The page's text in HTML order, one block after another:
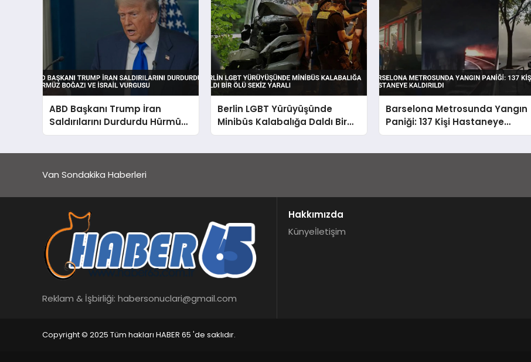
ABD Başkanı Trump İran
Saldırılarını Durdurdu Hürmüz
Boğazı ve İsrail Vurgusu
Berlin LGBT Yürüyüşünde
Minibüs Kalabalığa Daldı Bir
Ölü Sekiz Yaralı
Barselona Metrosunda Yangın
Paniği: 137 Kişi Hastaneye
Kaldırıldı
Van Sondakika Haberleri
Reklam & İşbirliği: habersonuclari@gmail.com
Hakkımızda
Künyeİletişim
Copyright © 2025 Tüm hakları HABER 65 'de saklıdır.